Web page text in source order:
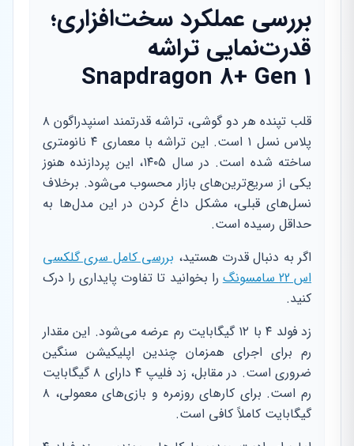
بررسی عملکرد سخت‌افزاری؛
قدرت‌نمایی تراشه
Snapdragon 8+ Gen 1
قلب تپنده هر دو گوشی، تراشه قدرتمند اسنپدراگون ۸
پلاس نسل ۱ است. این تراشه با معماری ۴ نانومتری
ساخته شده است. در سال ۱۴۰۵، این پردازنده هنوز
یکی از سریع‌ترین‌های بازار محسوب می‌شود. برخلاف
نسل‌های قبلی، مشکل داغ کردن در این مدل‌ها به
حداقل رسیده است.
اگر به دنبال قدرت هستید،بررسی کامل سری گلکسی
اس 22 سامسونگ
را بخوانید تا تفاوت پایداری را درک
کنید.
زد فولد ۴ با ۱۲ گیگابایت رم عرضه می‌شود. این مقدار
رم برای اجرای همزمان چندین اپلیکیشن سنگین
ضروری است. در مقابل، زد فلیپ ۴ دارای ۸ گیگابایت
رم است. برای کارهای روزمره و بازی‌های معمولی، ۸
گیگابایت کاملاً کافی است.